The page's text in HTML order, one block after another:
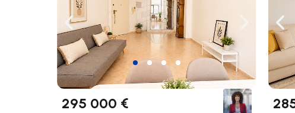
Navegação para a esquerda
295 000 €